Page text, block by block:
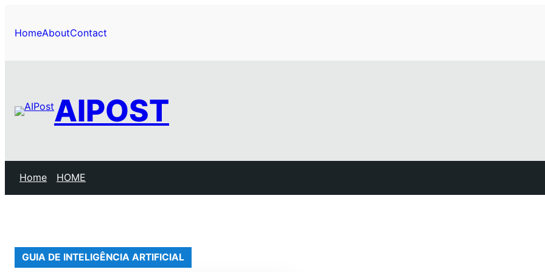
para
HomeAboutContact
AIPOST
Home HOME
GUIA DE INTELIGÊNCIA ARTIFICIAL